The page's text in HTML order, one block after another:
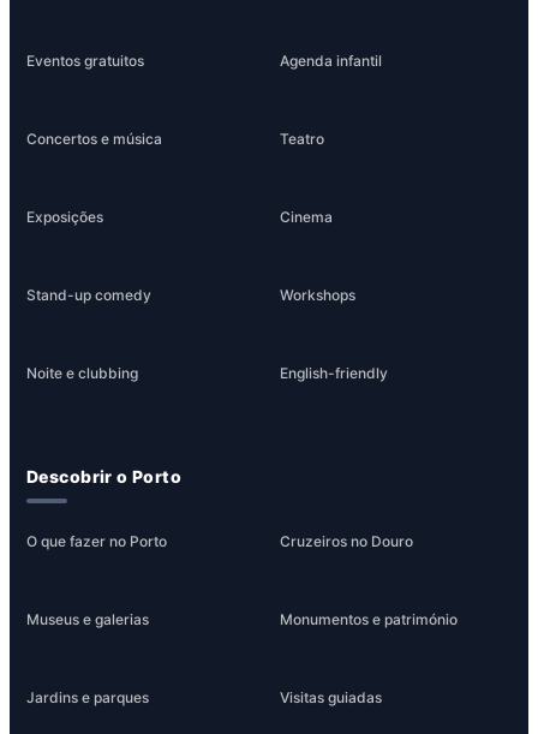
Eventos gratuitos Agenda infantil
Concertos e música Teatro
Exposições Cinema
Stand-up comedy Workshops
Noite e clubbing English-friendly
Descobrir o Porto
O que fazer no Porto Cruzeiros no Douro
Museus e galerias Monumentos e património
Jardins e parques Visitas guiadas